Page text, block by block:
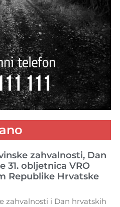
zahvalnosti, Dan
31. obljetnica VRO
Republike Hrvatske
zahvalnosti i Dan hrvatskih